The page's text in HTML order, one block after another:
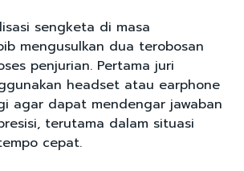
sengketa di masa
mengusulkan dua terobosan
penjurian. Pertama juri
headset atau earphone
agar dapat mendengar jawaban
terutama dalam situasi
cepat.